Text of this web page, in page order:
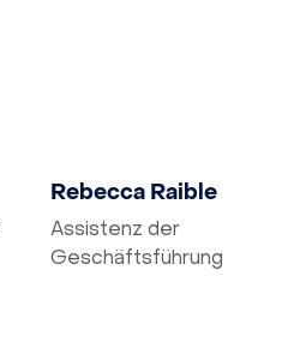
Rebecca Raible
Assistenz der
Geschäftsführung